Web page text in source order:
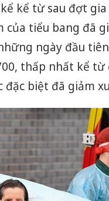
kể từ sau đợt
của tiểu bang đã
ngày đầu tiên
thấp nhất kể từ
biệt đã giảm